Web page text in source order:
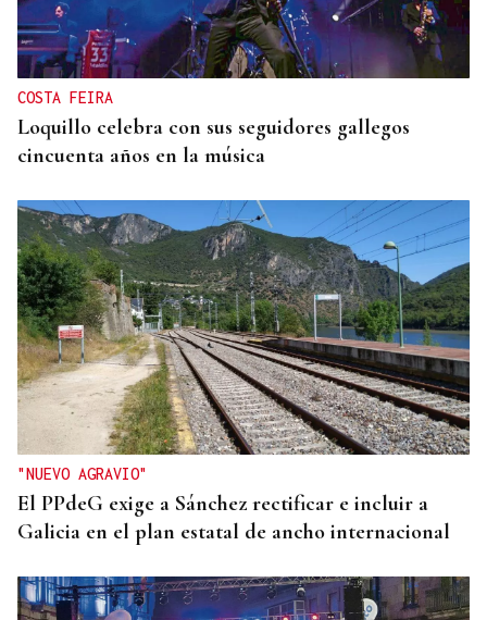
COSTA FEIRA
Loquillo celebra con sus seguidores gallegos
cincuenta años en la música
"NUEVO AGRAVIO"
El PPdeG exige a Sánchez rectificar e incluir a
Galicia en el plan estatal de ancho internacional